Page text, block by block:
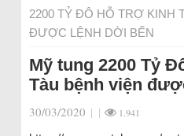
2200 TỶ ĐÔ HỖ TRỢ KINH
ĐƯỢC LỆNH DỜI BẾN
Mỹ tung 2200 Tỷ
Tàu bệnh viện
30/03/2020 | | 1.941